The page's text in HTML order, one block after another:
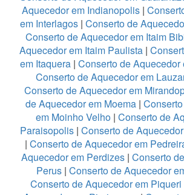
Aquecedor em Indianopolis |
em Interlagos | Conserto de
Conserto de Aquecedor em Itaim
Aquecedor em Itaim Paulista |
em Itaquera| Conserto de Aquecedor
Conserto de Aquecedor em
Conserto de Aquecedor em
de Aquecedor em Moema |
em Moinho Velho | Conserto de
Paraisopolis | Conserto de
| Conserto de Aquecedor em
Aquecedor em Perdizes | Conserto
Perus| Conserto de Aquecedor
Conserto de Aquecedor em Piqueri